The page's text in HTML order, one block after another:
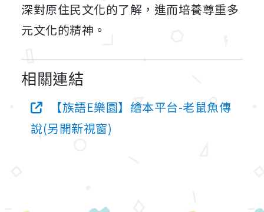
深對原住民文化的了解，進而培養尊重多
元文化的精神。
相關連結
【族語E樂園】繪本平台-老鼠魚傳
說(另開新視窗)